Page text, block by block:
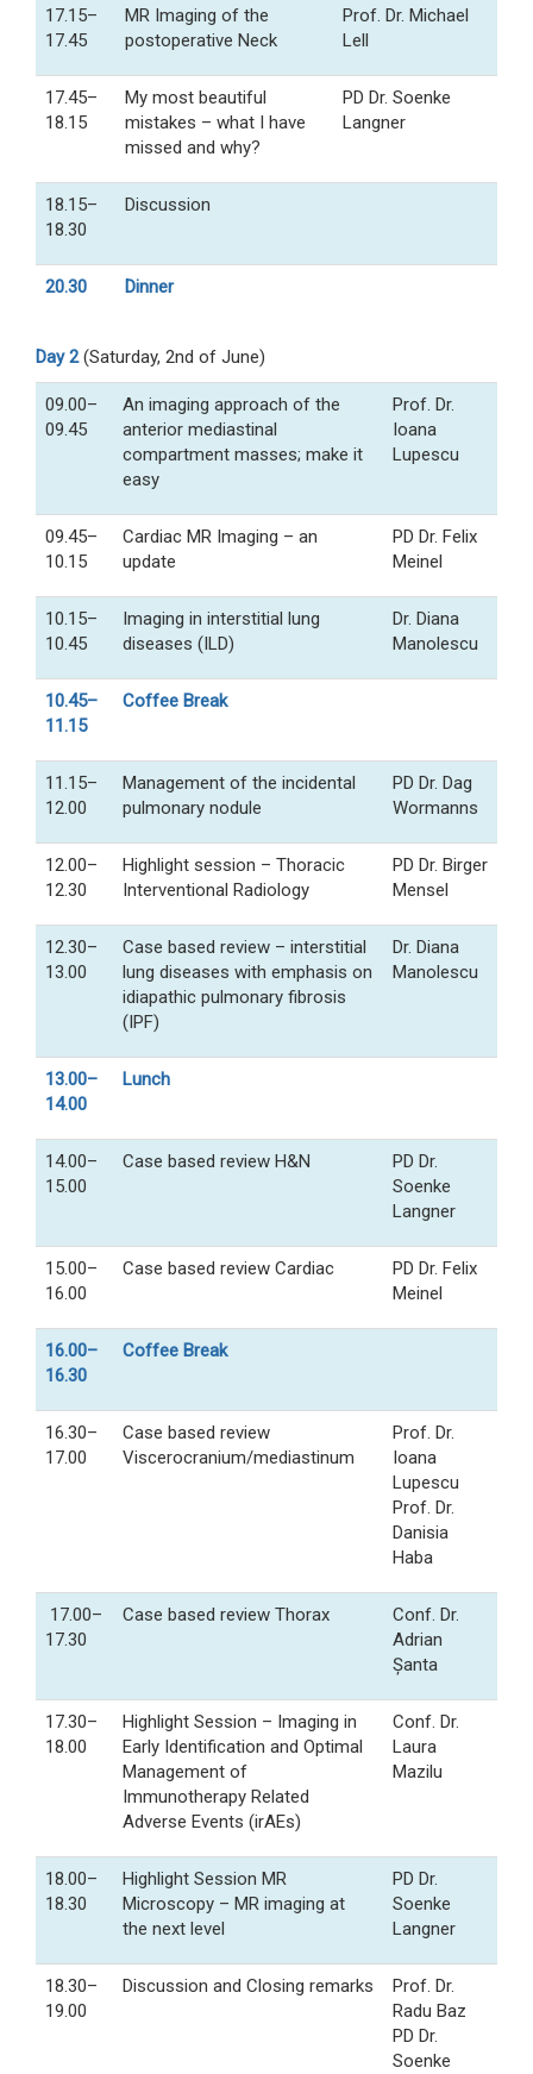
17.15–
17.45
MR Imaging of the
postoperative Neck
Prof. Dr. Michael
Lell
17.45–
18.15
My most beautiful
mistakes – what I have
missed and why?
PD Dr. Soenke
Langner
18.15–
18.30
Discussion
20.30 Dinner
Day 2(Saturday, 2nd of June)
09.00–
09.45
An imaging approach of the
anterior mediastinal
compartment masses; make it
easy
Prof. Dr.
Ioana
Lupescu
09.45–
10.15
Cardiac MR Imaging – an
update
PD Dr. Felix
Meinel
10.15–
10.45
Imaging in interstitial lung
diseases (ILD)
Dr. Diana
Manolescu
10.45–
11.15
Coffee Break
11.15–
12.00
Management of the incidental
pulmonary nodule
PD Dr. Dag
Wormanns
12.00–
12.30
Highlight session – Thoracic
Interventional Radiology
PD Dr. Birger
Mensel
12.30–
13.00
Case based review – interstitial
lung diseases with emphasis on
idiapathic pulmonary fibrosis
(IPF)
Dr. Diana
Manolescu
13.00–
14.00
Lunch
14.00–
15.00
Case based review H&N
PD Dr.
Soenke
Langner
15.00–
16.00
Case based review Cardiac
PD Dr. Felix
Meinel
16.00–
16.30
Coffee Break
16.30–
17.00
Case based review
Viscerocranium/mediastinum
Prof. Dr.
Ioana
Lupescu
Prof. Dr.
Danisia
Haba
17.00–
17.30
Case based review Thorax
Conf. Dr.
Adrian
Șanta
17.30–
18.00
Highlight Session – Imaging in
Early Identification and Optimal
Management of
Immunotherapy Related
Adverse Events (irAEs)
Conf. Dr.
Laura
Mazilu
18.00–
18.30
Highlight Session MR
Microscopy – MR imaging at
the next level
PD Dr.
Soenke
Langner
18.30–
19.00
Discussion and Closing remarks
Prof. Dr.
Radu Baz
PD Dr.
Soenke